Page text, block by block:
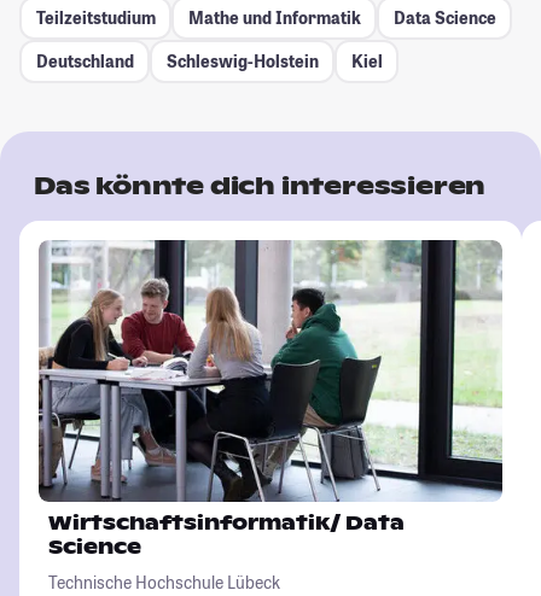
Teilzeitstudium
Mathe und Informatik
Data Science
Deutschland
Schleswig-Holstein Kiel
Das könnte dich interessieren
Wirtschaftsinformatik/ Data
Science
Technische Hochschule Lübeck